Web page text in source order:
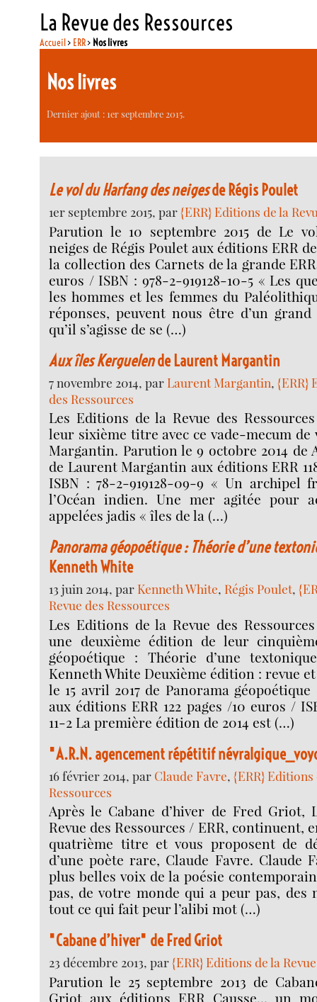
La Revue des Ressources
Accueil> ERR> Nos livres
Nos livres
Dernier ajout : 1er septembre 2015.
Le vol du Harfang des neigesde Régis Poulet
1er septembre 2015, par{ERR} Editions de la
Parution le 10 septembre 2015 de Le
neiges de Régis Poulet aux éditions ERR
la collection des Carnets de la grande
euros / ISBN : 978-2-919128-10-5 « Les
les hommes et les femmes du
réponses, peuvent nous être d’un
qu’il s’agisse de se (…)
Aux îles Kerguelende Laurent Margantin
7 novembre 2014, parLaurent Margantin,{ERR}
des Ressources
Les Editions de la Revue des
leur sixième titre avec ce vade-mecum de
Margantin. Parution le 9 octobre 2014 de
de Laurent Margantin aux éditions ERR
ISBN : 78-2-919128-09-9 « Un archipel
l’Océan indien. Une mer agitée pour
appelées jadis « îles de la (…)
Panorama géopoétique : Théorie d’une
Kenneth White
13 juin 2014, parKenneth White, Régis Poulet,
Revue des Ressources
Les Editions de la Revue des
une deuxième édition de leur
géopoétique : Théorie d’une
Kenneth White Deuxième édition : revue
le 15 avril 2017 de Panorama
aux éditions ERR 122 pages /10 euros /
11-2 La première édition de 2014 est (…)
"A.R.N. agencement répétitif
16 février 2014, par Claude Favre,{ERR} Editions
Ressources
Après le Cabane d’hiver de Fred Griot,
Revue des Ressources / ERR, continuent,
quatrième titre et vous proposent de
d’une poète rare, Claude Favre. Claude
plus belles voix de la poésie
pas, de votre monde qui a peur pas, des
tout ce qui fait peur l’alibi mot (…)
"Cabane d’hiver" de Fred Griot
23 décembre 2013, par{ERR} Editions de la
Parution le 25 septembre 2013 de
Griot aux éditions ERR Causse... un